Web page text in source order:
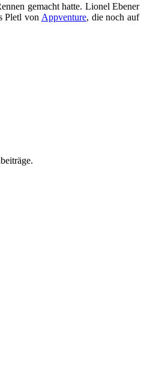
gemacht hatte. Lionel Ebener
Pletl von Appventure, die noch auf